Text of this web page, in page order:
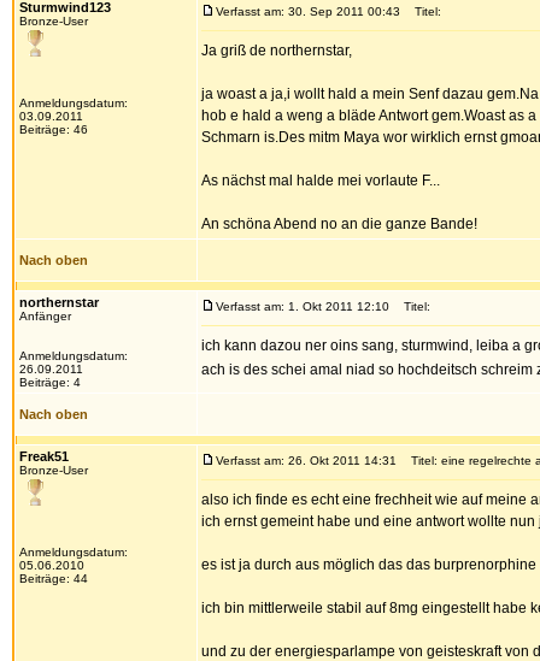
Sturmwind123
Bronze-User
Anmeldungsdatum:
03.09.2011
Beiträge: 46
Verfasst am: 30. Sep 2011 00:43 Titel:
Ja griß de northernstar,
ja woast a ja,i wollt hald a mein Senf dazau
hob e hald a weng a bläde Antwort gem.Woast as
Schmarn is.Des mitm Maya wor wirklich ernst
As nächst mal halde mei vorlaute F...
An schöna Abend no an die ganze Bande!
Nach oben
northernstar
Anfänger
Anmeldungsdatum:
26.09.2011
Beiträge: 4
Verfasst am: 1. Okt 2011 12:10 Titel:
ich kann dazou ner oins sang, sturmwind, leiba a
ach is des schei amal niad so hochdeitsch schreim
Nach oben
Freak51
Bronze-User
Anmeldungsdatum:
05.06.2010
Beiträge: 44
Verfasst am: 26. Okt 2011 14:31 Titel: eine regelrechte
also ich finde es echt eine frechheit wie auf meine
ich ernst gemeint habe und eine antwort wollte
es ist ja durch aus möglich das das
ich bin mittlerweile stabil auf 8mg eingestellt habe
und zu der energiesparlampe von geisteskraft von